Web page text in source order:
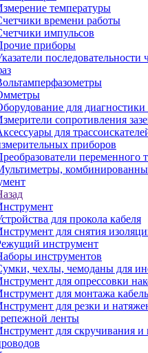
температуры
времени работы
импульсов
приборы
последовательности
для
сопротивления
для
приборов
переменного
для прокола кабеля
для снятия
инструмент
инструментов
чехлы, чемоданы для
для опрессовки
для монтажа
для резки и
ленты
для скручивания и